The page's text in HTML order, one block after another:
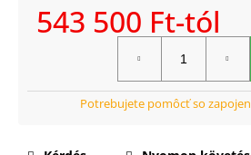
543 500 Ft-tól